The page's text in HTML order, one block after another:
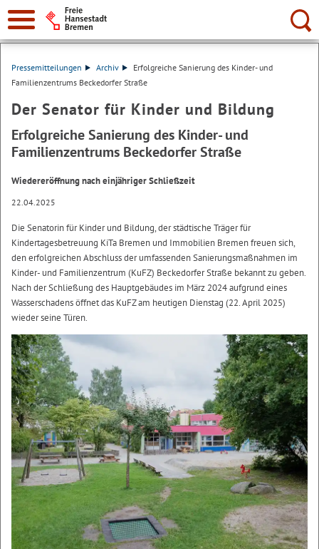
Suche:
Pressemitteilungen Archiv
Erfolgreiche Sanierung des Kinder- und
Familienzentrums Beckedorfer Straße
Der Senator für Kinder und Bildung
Erfolgreiche Sanierung des Kinder- und
Familienzentrums Beckedorfer Straße
Wiedereröffnung nach einjähriger Schließzeit
22.04.2025
Die Senatorin für Kinder und Bildung, der städtische Träger für
Kindertagesbetreuung KiTa Bremen und Immobilien Bremen freuen sich,
den erfolgreichen Abschluss der umfassenden Sanierungsmaßnahmen im
Kinder- und Familienzentrum (KuFZ) Beckedorfer Straße bekannt zu geben.
Nach der Schließung des Hauptgebäudes im März 2024 aufgrund eines
Wasserschadens öffnet das KuFZ am heutigen Dienstag (22. April 2025)
wieder seine Türen.